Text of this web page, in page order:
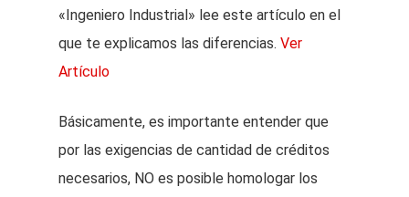
«Ingeniero Industrial» lee este artículo en el
que te explicamos las diferencias. Ver
Artículo
Básicamente, es importante entender que
por las exigencias de cantidad de créditos
necesarios, NO es posible homologar los